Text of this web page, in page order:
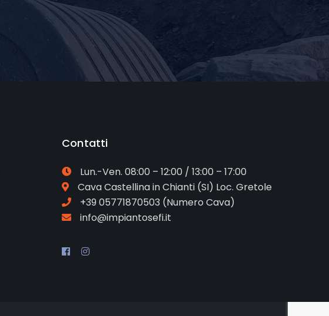
Contatti
Lun.-Ven. 08:00 – 12:00 / 13:00 – 17:00
CavaCastellina in Chianti (SI) Loc. Gretole
+39 05771870503 (Numero Cava)
info@impiantosefi.it